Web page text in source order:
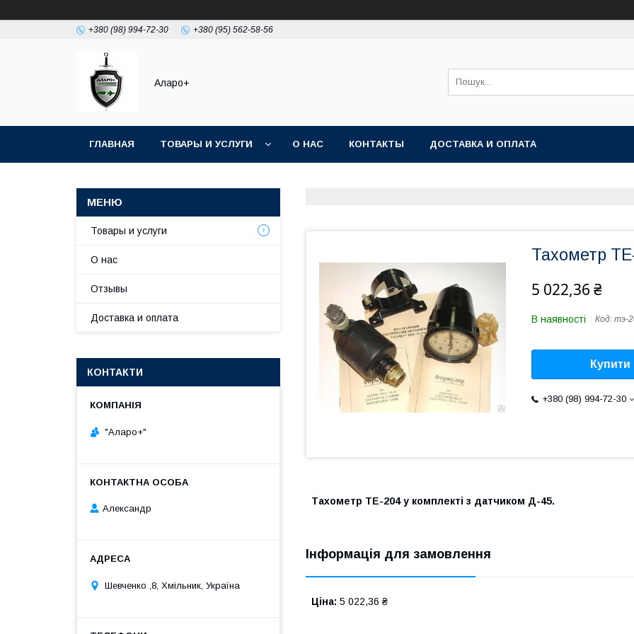
+380 (98) 994-72-30 +380 (95) 562-58-56
Аларо+
ГЛАВНАЯ ТОВАРЫ И УСЛУГИ О НАС КОНТАКТЫ ДОСТАВКА И ОПЛАТА
Тахометр
5 022,36 ₴
В наявності Код: тэ-
Купити
+380 (98) 994-72-30
Тахометр ТЕ-204 у комплекті з датчиком Д-45.
Інформація для замовлення
Ціна: 5 022,36 ₴
Товары и услуги
О нас
Отзывы
Доставка и оплата
КОНТАКТИ
"Аларо+"
Александр
Шевченко ,8, Хмільник, Україна